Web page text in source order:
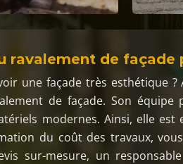
ravalement de façade
une façade très esthétique ?
de façade. Son
modernes. Ainsi, elle
du coût des travaux,
sur-mesure, un